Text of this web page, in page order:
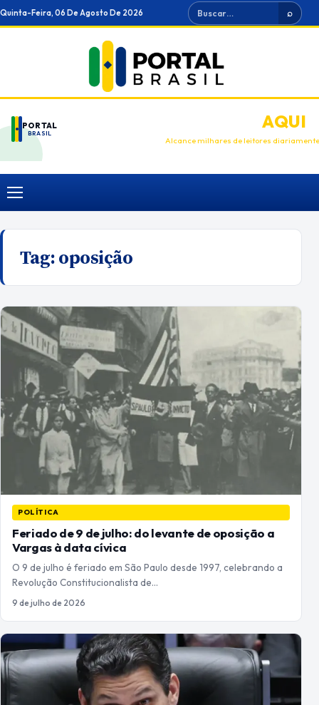
Ir
para
Quinta-Feira, 06 De Agosto De 2026 Buscar ⌕
PORTAL
BRASIL
ANUNCIEAQUI
Alcance milhares de leitores diariamente
Menu
Tag:oposição
POLÍTICA
Feriado de 9 de julho: do levante de oposição a
Vargas à data cívica
O 9 de julho é feriado em São Paulo desde 1997, celebrando a
Revolução Constitucionalista de…
9 de julho de 2026